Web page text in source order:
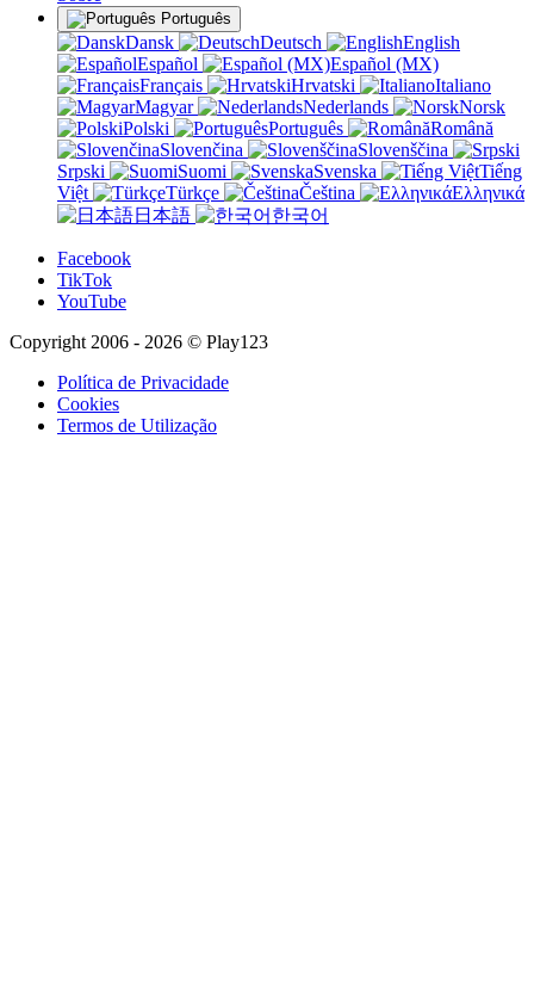
Português
Dansk Deutsch
English
Español
Español (MX)
Français
Hrvatski
Italiano
Magyar
Nederlands
Norsk
Polski
Português
Română
Slovenčina
Slovenščina
Srpski
Suomi Svenska
Tiếng
Việt
Türkçe Čeština
Ελληνικά
日本語
한국어
Facebook
TikTok
YouTube
Copyright 2006 - 2026 © Play123
Política de Privacidade
Cookies
Termos de Utilização